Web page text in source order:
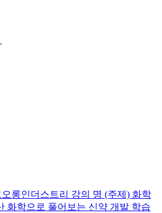
롱인더스트리 강의 명 (주제) 화학
화학으로 풀어보는 신약 개발 학습